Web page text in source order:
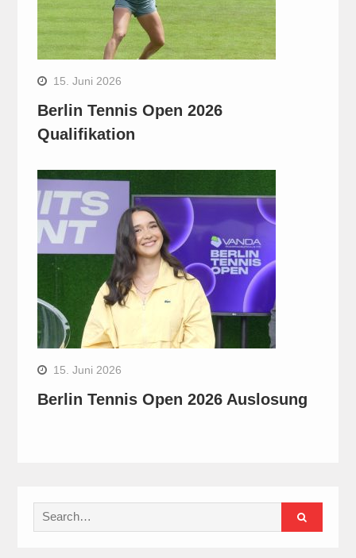
15. Juni 2026
Berlin Tennis Open 2026
Qualifikation
15. Juni 2026
Berlin Tennis Open 2026 Auslosung
Search
for: